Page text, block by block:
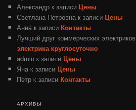
Александр к записиЦены
Светлана Петровна к записиЦены
Анна к записиКонтакты
Лучший друг коммерческих электриков
электрика круглосуточно
admin к записиЦены
Яна к записиЦены
Петр к записиКонтакты
АРХИВЫ